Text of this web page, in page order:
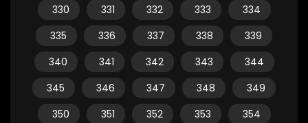
330
331 332 333
334
335
336 337 338
339
340
341 342 343
344
345
346 347 348
349
350
351 352 353
354